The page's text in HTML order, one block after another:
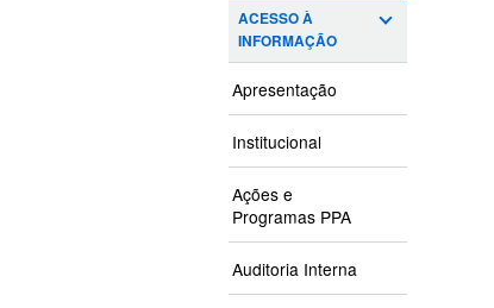
ACESSO À
INFORMAÇÃO
Apresentação
Institucional
Ações e
Programas PPA
Auditoria Interna